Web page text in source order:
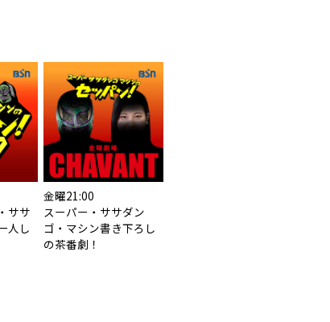
ササ
人し
金曜21:00
スーパー・ササダン
ゴ・マシン書き下ろし
の茶番劇！